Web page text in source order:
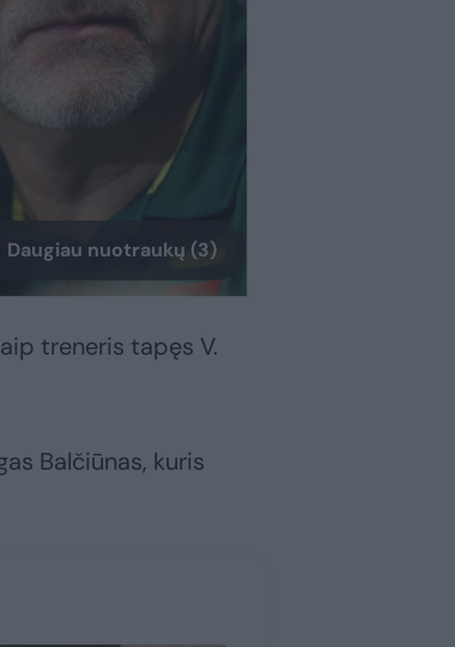
Daugiau nuotraukų (3)
treneris tapęs V.
Balčiūnas, kuris